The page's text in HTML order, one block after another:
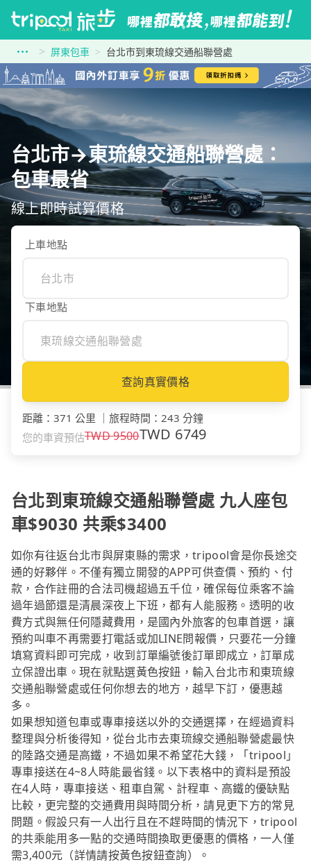
屏東包車 台北市到東琉線交通船聯營處
台北市→東琉線交通船聯營處：
包車最省
線上即時試算價格
上車地點
下車地點
查詢真實價格
距離 ： 371 公里 旅程時間 ： 243 分鐘
您的車資預估TWD9500TWD 6749
台北到東琉線交通船聯營處 九人座包
車$9030 共乘$3400
如你有往返台北市與屏東縣的需求，tripool會是你長途交
通的好夥伴。不僅有獨立開發的APP可供查價、預約、付
款，合作註冊的合法司機超過五千位，確保每位乘客不論
過年過節還是清晨深夜上下班，都有人能服務。透明的收
費方式與無任何隱藏費用，是國內外旅客的包車首選，讓
預約叫車不再需要打電話或加LINE問報價，只要花一分鐘
填寫資料即可完成，收到訂單編號後訂單即成立，訂單成
立保證出車。現在就點選黃色按鈕，輸入台北市和東琉線
交通船聯營處或任何你想去的地方，越早下訂，優惠越
多。
如果想知道包車或專車接送以外的交通選擇，在經過資料
整理與分析後得知，從台北市去東琉線交通船聯營處最快
的陸路交通是高鐵，不過如果不希望花大錢，「tripool」
專車接送在4~8人時能最省錢。以下表格中的資料是預設
在4人時，專車接送、租車自駕、計程車、高鐵的優缺點
比較，更完整的交通費用與時間分析，請見更下方的常見
問題。假設只有一人出行且在不趕時間的情況下，tripool
的共乘能用多一點的交通時間換取更優惠的價格，一人僅
需3,400元（詳情請按黃色按鈕查詢）。